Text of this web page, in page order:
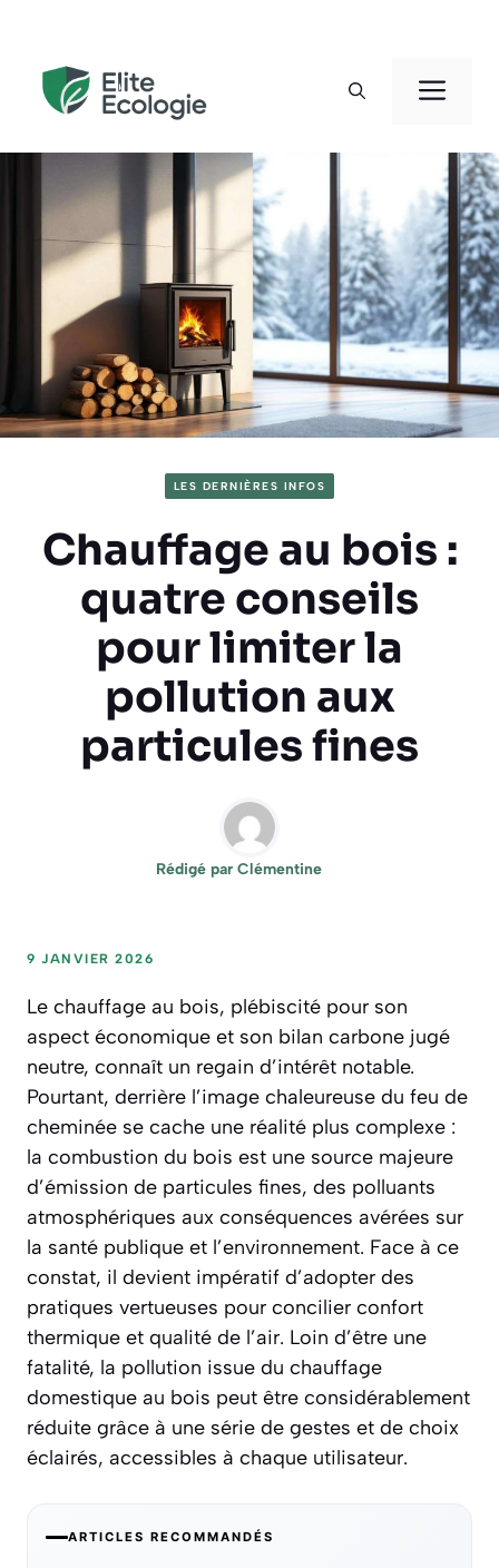
contenu
LES DERNIÈRES INFOS
Chauffage au bois :
quatre conseils
pour limiter la
pollution aux
particules fines
Rédigé par Clémentine
9 JANVIER 2026
Le chauffage au bois, plébiscité pour son
aspect économique et son bilan carbone jugé
neutre, connaît un regain d’intérêt notable.
Pourtant, derrière l’image chaleureuse du feu de
cheminée se cache une réalité plus complexe :
la combustion du bois est une source majeure
d’émission de particules fines, des polluants
atmosphériques aux conséquences avérées sur
la santé publique et l’environnement. Face à ce
constat, il devient impératif d’adopter des
pratiques vertueuses pour concilier confort
thermique et qualité de l’air. Loin d’être une
fatalité, la pollution issue du chauffage
domestique au bois peut être considérablement
réduite grâce à une série de gestes et de choix
éclairés, accessibles à chaque utilisateur.
ARTICLES RECOMMANDÉS